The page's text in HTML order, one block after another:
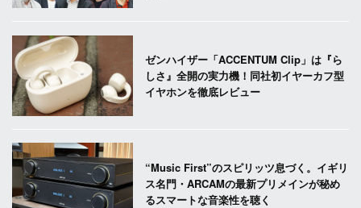
ゼンハイザー「ACCENTUM Clip」は『ら
しさ』全開の実力機！同社初イヤーカフ型
イヤホンを徹底レビュー
“Music First”のスピリッツ息づく。イギリ
ス名門・ARCAMの最新プリメインが秘め
るスマートな音楽性を聴く